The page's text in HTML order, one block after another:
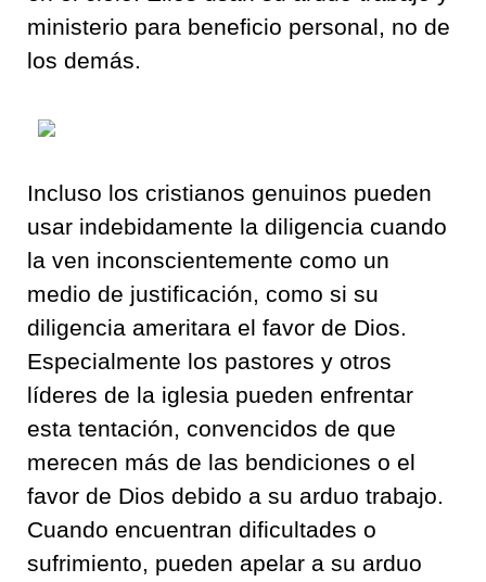
ministerio para beneficio personal, no de
los demás.
Incluso los cristianos genuinos pueden
usar indebidamente la diligencia cuando
la ven inconscientemente como un
medio de justificación, como si su
diligencia ameritara el favor de Dios.
Especialmente los pastores y otros
líderes de la iglesia pueden enfrentar
esta tentación, convencidos de que
merecen más de las bendiciones o el
favor de Dios debido a su arduo trabajo.
Cuando encuentran dificultades o
sufrimiento, pueden apelar a su arduo